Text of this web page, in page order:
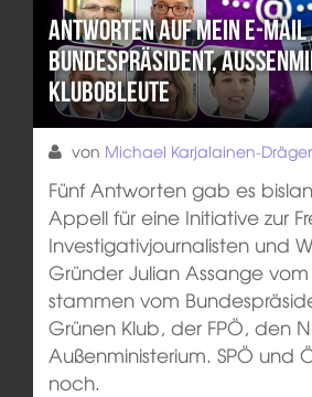
Antworten auf mein E-Mail
Bundespräsident,
Klubobleute
von Michael Karjalainen-Dräger
Fünf Antworten gab es
Appell für eine Initiative zur
Investigativjournalisten und
Gründer Julian Assange vom
stammen vom
Grünen Klub, der FPÖ, den
Außenministerium. SPÖ und
noch.